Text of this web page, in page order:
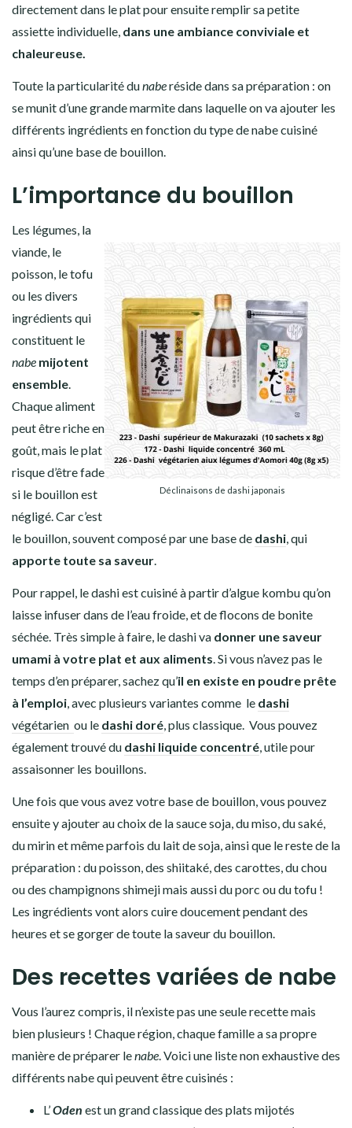
directement dans le plat pour ensuite remplir sa petite
assiette individuelle, dans une ambiance conviviale et
chaleureuse.
Toute la particularité dunaberéside dans sa préparation : on
se munit d’une grande marmite dans laquelle on va ajouter les
différents ingrédients en fonction du type de nabe cuisiné
ainsi qu’une base de bouillon
L’importance du bouillon
Déclinaisons de dashi japonais
Les légumes, la
viande, le
poisson, le tofu
ou les divers
ingrédients qui
constituent le
nabe mijotent
ensemble
Chaque aliment
peut être riche en
goût, mais le plat
risque d’être fade
si le bouillonest
négligé. Car c’est
le bouillon , souvent composé par une base de dashi , qui
apporte toute sa saveur
Pour rappel, ledashiest cuisiné à partir d’algue kombuqu’on
laisse infuser dans de l’eau froide, et deflocons de bonite
séchée . Très simple à faire, ledashiva donner une saveur
umami à votre plat et aux aliments . Si vous n’avez pas le
temps d’en préparer, sachez qu’il en existe en poudre prête
à l’emploi , avec plusieurs variantes comme le dashi
végétarien ou le dashi doré , plus classique. Vous pouvez
également trouvé du dashi liquide concentré , utile pour
assaisonner les bouillons.
Une fois que vous avez votre base de bouillon , vous pouvez
ensuite y ajouter au choix de lasauce soja, du miso, du saké,
du mirinet même parfois du lait de soja , ainsi que le reste de la
préparation : du poisson, des shiitaké, des carottes, du chou
ou des champignons shimeji mais aussi du porc ou du tofu !
Les ingrédients vont alors cuire doucement pendant des
heures et se gorger de toute la saveur du bouillon.
Des recettes variées de nabe
Vous l’aurez compris, il n’existe pas une seule recette mais
bien plusieurs ! Chaque région, chaque famille a sa propre
manière de préparer lenabe . Voici une liste non exhaustive des
différents nabequi peuvent être cuisinés :
L’Oden est un grand classique des plats mijotés